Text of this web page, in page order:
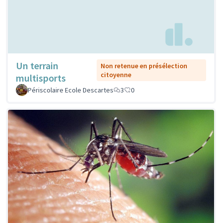
Un terrain
multisports
Non retenue en présélection
citoyenne
Périscolaire Ecole Descartes
3 0